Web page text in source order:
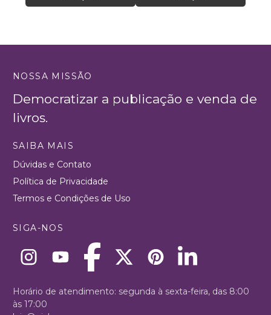
NOSSA MISSÃO
Democratizar a publicação e venda de
livros.
SAIBA MAIS
Dúvidas e Contato
Política de Privacidade
Termos e Condições de Uso
SIGA-NOS
Horário de atendimento: segunda à sexta-feira, das 8:00
às 17:00